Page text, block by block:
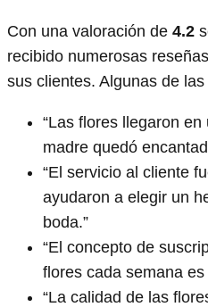
Con una valoración de 4.2
recibido numerosas
sus clientes. Algunas de
“Las flores llegaron
madre quedó
“El servicio al cliente
ayudaron a elegir un
boda.”
“El concepto de
flores cada semana es
“La calidad de las